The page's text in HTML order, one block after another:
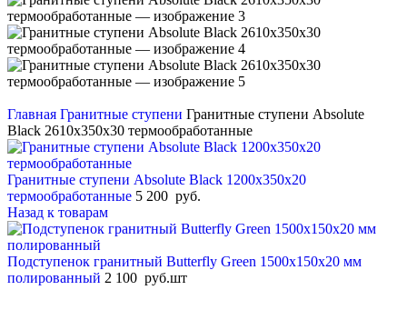
Главная Гранитные ступени Гранитные ступени Absolute
Black 2610х350х30 термообработанные
Гранитные ступени Absolute Black 1200х350х20
термообработанные 5 200 руб.
Назад к товарам
Подступенок гранитный Butterfly Green 1500x150x20 мм
полированный 2 100 руб.шт